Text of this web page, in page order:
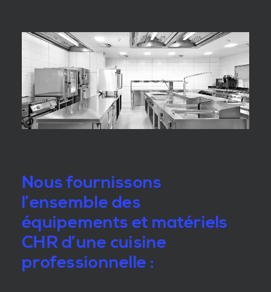
Nous fournissons
l’ensemble des
équipements et matériels
CHR d’une cuisine
professionnelle :